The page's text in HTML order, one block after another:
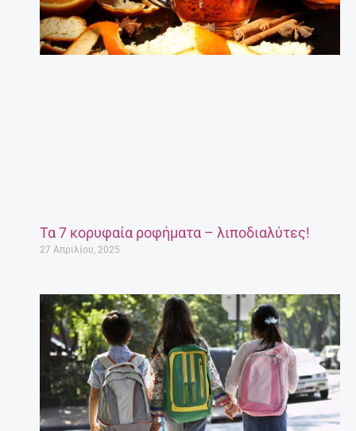
Τα 7 κορυφαία ροφήματα – λιποδιαλύτες!
27 Απριλίου, 2025